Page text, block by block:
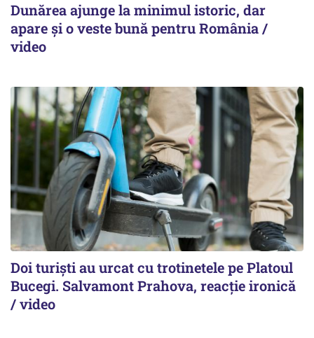
Dunărea ajunge la minimul istoric, dar
apare și o veste bună pentru România /
video
Doi turiști au urcat cu trotinetele pe Platoul
Bucegi. Salvamont Prahova, reacție ironică
/ video